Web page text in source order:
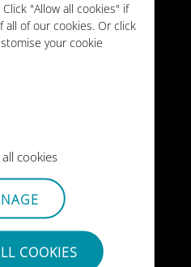
"Allow all cookies" if
of our cookies. Or click
your cookie
cookies
COOKIES
20GB /mese
44 €/mese
128 €